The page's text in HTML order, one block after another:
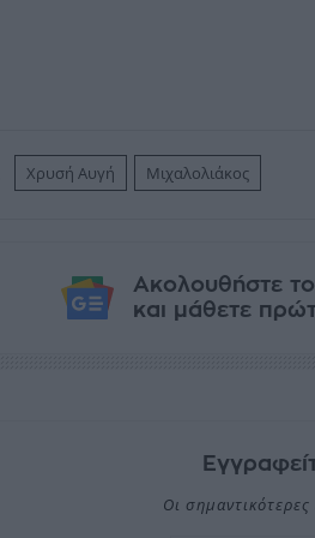
Χρυσή Αυγή Μιχαλολιάκος
Ακολουθήστε
και μάθετε
Οι